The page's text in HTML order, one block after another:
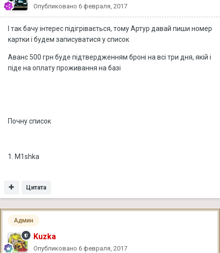
Опубликовано 6 февраля, 2017
І так бачу інтерес підігрівається, тому Артур давай пиши номер
картки і будем записуватися у список
Аванс 500 грн буде підтвердженням броні на всі три дня, якій і
піде на оплату проживання на базі
Почну список
1. M1shka
Цитата
Админ
Kuzka
Опубликовано 6 февраля, 2017